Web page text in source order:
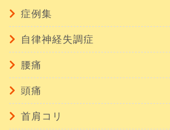
症例集
自律神経失調症
腰痛
頭痛
首肩コリ